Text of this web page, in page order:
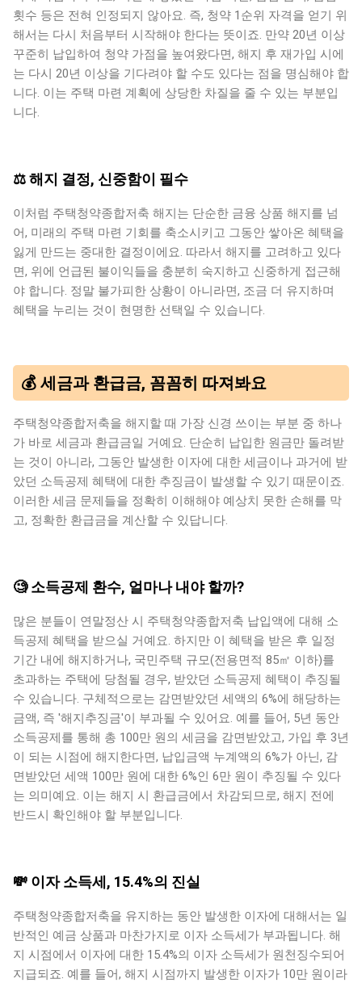
횟수 등은 전혀 인정되지 않아요. 즉, 청약 1순위 자격을 얻기 위
해서는 다시 처음부터 시작해야 한다는 뜻이죠. 만약 20년 이상
꾸준히 납입하여 청약 가점을 높여왔다면, 해지 후 재가입 시에
는 다시 20년 이상을 기다려야 할 수도 있다는 점을 명심해야 합
니다. 이는 주택 마련 계획에 상당한 차질을 줄 수 있는 부분입
니다.
⚖️ 해지 결정, 신중함이 필수
이처럼 주택청약종합저축 해지는 단순한 금융 상품 해지를 넘
어, 미래의 주택 마련 기회를 축소시키고 그동안 쌓아온 혜택을
잃게 만드는 중대한 결정이에요. 따라서 해지를 고려하고 있다
면, 위에 언급된 불이익들을 충분히 숙지하고 신중하게 접근해
야 합니다. 정말 불가피한 상황이 아니라면, 조금 더 유지하며
혜택을 누리는 것이 현명한 선택일 수 있습니다.
💰 세금과 환급금, 꼼꼼히 따져봐요
주택청약종합저축을 해지할 때 가장 신경 쓰이는 부분 중 하나
가 바로 세금과 환급금일 거예요. 단순히 납입한 원금만 돌려받
는 것이 아니라, 그동안 발생한 이자에 대한 세금이나 과거에 받
았던 소득공제 혜택에 대한 추징금이 발생할 수 있기 때문이죠.
이러한 세금 문제들을 정확히 이해해야 예상치 못한 손해를 막
고, 정확한 환급금을 계산할 수 있답니다.
🧐 소득공제 환수, 얼마나 내야 할까?
많은 분들이 연말정산 시 주택청약종합저축 납입액에 대해 소
득공제 혜택을 받으실 거예요. 하지만 이 혜택을 받은 후 일정
기간 내에 해지하거나, 국민주택 규모(전용면적 85㎡ 이하)를
초과하는 주택에 당첨될 경우, 받았던 소득공제 혜택이 추징될
수 있습니다. 구체적으로는 감면받았던 세액의 6%에 해당하는
금액, 즉 '해지추징금'이 부과될 수 있어요. 예를 들어, 5년 동안
소득공제를 통해 총 100만 원의 세금을 감면받았고, 가입 후 3년
이 되는 시점에 해지한다면, 납입금액 누계액의 6%가 아닌, 감
면받았던 세액 100만 원에 대한 6%인 6만 원이 추징될 수 있다
는 의미예요. 이는 해지 시 환급금에서 차감되므로, 해지 전에
반드시 확인해야 할 부분입니다.
💸 이자 소득세, 15.4%의 진실
주택청약종합저축을 유지하는 동안 발생한 이자에 대해서는 일
반적인 예금 상품과 마찬가지로 이자 소득세가 부과됩니다. 해
지 시점에서 이자에 대한 15.4%의 이자 소득세가 원천징수되어
지급되죠. 예를 들어, 해지 시점까지 발생한 이자가 10만 원이라